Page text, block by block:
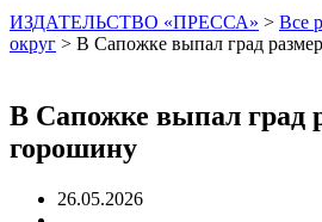
ИЗДАТЕЛЬСТВО «ПРЕССА» > Все
округ > В Сапожке выпал град
В Сапожке выпал град
горошину
26.05.2026